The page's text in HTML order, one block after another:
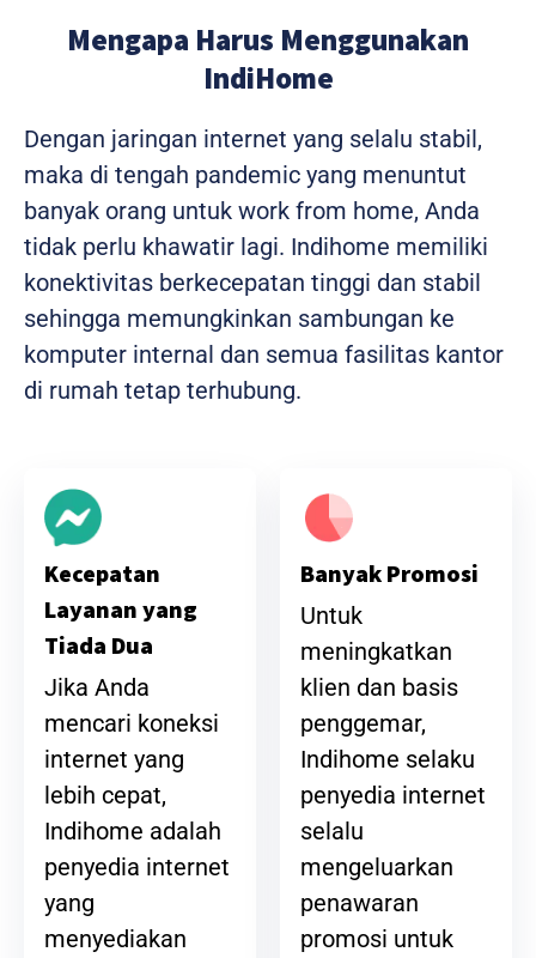
Mengapa Harus Menggunakan
IndiHome
Dengan jaringan internet yang selalu stabil,
maka di tengah pandemic yang menuntut
banyak orang untuk work from home, Anda
tidak perlu khawatir lagi. Indihome memiliki
konektivitas berkecepatan tinggi dan stabil
sehingga memungkinkan sambungan ke
komputer internal dan semua fasilitas kantor
di rumah tetap terhubung.
Kecepatan
Layanan yang
Tiada Dua
Jika Anda
mencari koneksi
internet yang
lebih cepat,
Indihome adalah
penyedia internet
yang
menyediakan
Banyak Promosi
Untuk
meningkatkan
klien dan basis
penggemar,
Indihome selaku
penyedia internet
selalu
mengeluarkan
penawaran
promosi untuk